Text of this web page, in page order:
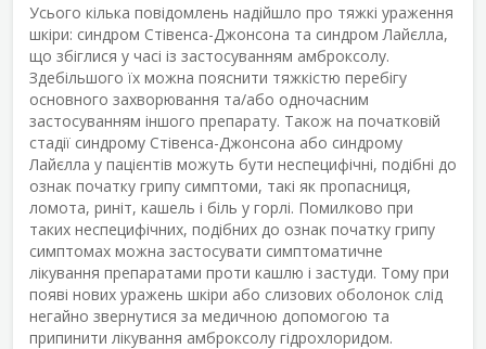
Усього кілька повідомлень надійшло про тяжкі ураження
шкіри: синдром Стівенса-Джонсона та синдром Лайєлла,
що збіглися у часі із застосуванням амброксолу.
Здебільшого їх можна пояснити тяжкістю перебігу
основного захворювання та/або одночасним
застосуванням іншого препарату. Також на початковій
стадії синдрому Стівенса-Джонсона або синдрому
Лайєлла у пацієнтів можуть бути неспецифічні, подібні до
ознак початку грипу симптоми, такі як пропасниця,
ломота, риніт, кашель і біль у горлі. Помилково при
таких неспецифічних, подібних до ознак початку грипу
симптомах можна застосувати симптоматичне
лікування препаратами проти кашлю і застуди. Тому при
появі нових уражень шкіри або слизових оболонок слід
негайно звернутися за медичною допомогою та
припинити лікування амброксолу гідрохлоридом.